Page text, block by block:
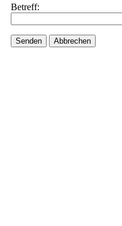
Betreff:
Senden Abbrechen